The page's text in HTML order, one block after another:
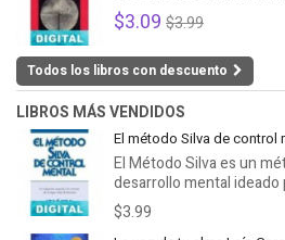
$3.09 $3.99
Todos los libros con descuento
LIBROS MÁS VENDIDOS
El método Silva de control
El Método Silva es un
desarrollo mental ideado
$3.99